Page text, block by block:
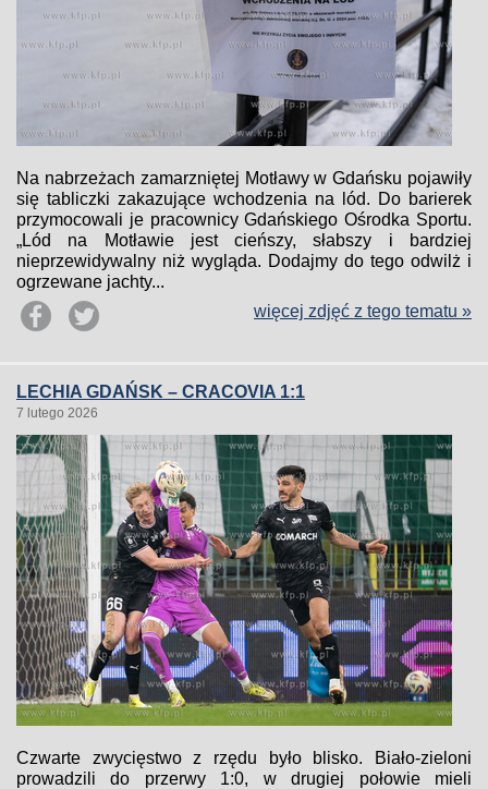
Na nabrzeżach zamarzniętej Motławy w Gdańsku pojawiły
się tabliczki zakazujące wchodzenia na lód. Do barierek
przymocowali je pracownicy Gdańskiego Ośrodka Sportu.
„Lód na Motławie jest cieńszy, słabszy i bardziej
nieprzewidywalny niż wygląda. Dodajmy do tego odwilż i
ogrzewane jachty...
więcej zdjęć z tego tematu »
LECHIA GDAŃSK – CRACOVIA 1:1
7 lutego 2026
Czwarte zwycięstwo z rzędu było blisko. Biało-zieloni
prowadzili do przerwy 1:0, w drugiej połowie mieli